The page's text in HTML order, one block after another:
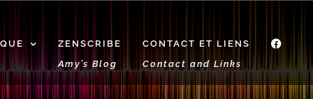
ZENSCRIBE
Amy’s Blog
CONTACT ET LIENS
Contact and Links